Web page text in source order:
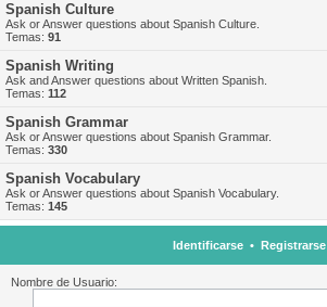
Spanish Culture
Ask or Answer questions about Spanish Culture.
Temas: 91
Spanish Writing
Ask and Answer questions about Written Spanish.
Temas: 112
Spanish Grammar
Ask or Answer questions about Spanish Grammar.
Temas: 330
Spanish Vocabulary
Ask or Answer questions about Spanish Vocabulary.
Temas: 145
Identificarse• Registrarse
Nombre de Usuario: